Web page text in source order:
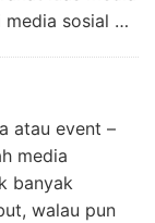
media sosial …
atau event –
media
banyak
walau pun